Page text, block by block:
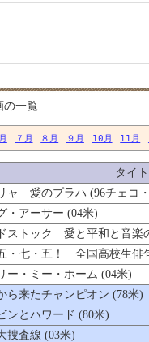
の一覧
７月 ８月 ９月 10月 11月
タイ
ャ 愛のプラハ (96チェコ
・アーサー (04米)
ストック 愛と平和と音楽
・七・五！ 全国高校生俳
ー・ミー・ホーム (04米)
ら来たチャンピオン (78米)
ンとハワード (80米)
捜査線 (03米)